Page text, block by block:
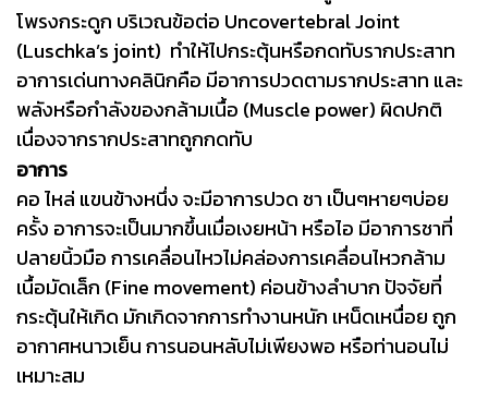
โพรงกระดูก บริเวณข้อต่อ Uncovertebral Joint
(Luschka’s joint) ทำให้ไปกระตุ้นหรือกดทับรากประสาท
อาการเด่นทางคลินิกคือ มีอาการปวดตามรากประสาท และ
พลังหรือกำลังของกล้ามเนื้อ (Muscle power) ผิดปกติ
เนื่องจากรากประสาทถูกกดทับ
อาการ
คอ ไหล่ แขนข้างหนึ่ง จะมีอาการปวด ชา เป็นๆหายๆบ่อย
ครั้ง อาการจะเป็นมากขึ้นเมื่อเงยหน้า หรือไอ มีอาการชาที่
ปลายนิ้วมือ การเคลื่อนไหวไม่คล่องการเคลื่อนไหวกล้าม
เนื้อมัดเล็ก (Fine movement) ค่อนข้างลำบาก ปัจจัยที่
กระตุ้นให้เกิด มักเกิดจากการทำงานหนัก เหน็ดเหนื่อย ถูก
อากาศหนาวเย็น การนอนหลับไม่เพียงพอ หรือท่านอนไม่
เหมาะสม